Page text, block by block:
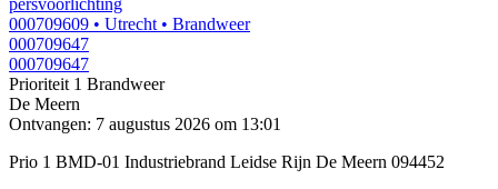
persvoorlichting
000709609 • Utrecht • Brandweer
000709647
000709647
Prioriteit 1 Brandweer
De Meern
Ontvangen: 7 augustus 2026 om 13:01
Prio 1 BMD-01 Industriebrand Leidse Rijn De Meern 094452